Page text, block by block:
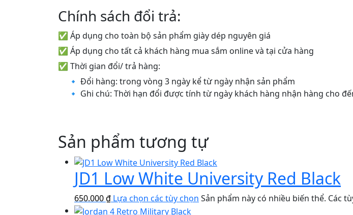
Chính sách đổi trả:
✅ Áp dụng cho toàn bộ sản phẩm giày dép nguyên giá
✅ Áp dụng cho tất cả khách hàng mua sắm online và tại cửa hàng
✅ Thời gian đổi/ trả hàng:
🔹 Đổi hàng: trong vòng 3 ngày kể từ ngày nhận sản phẩm
🔹 Ghi chú: Thời hạn đổi được tính từ ngày khách hàng nhận hàng cho
Sản phẩm tương tự
JD1 Low White University Red Black
650.000₫ Lựa chọn các tùy chọn Sản phẩm này có nhiều biến thể. Các